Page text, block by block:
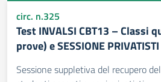
circ. n.325
Test INVALSI CBT13 – Classi
prove) e SESSIONE PRIVATISTI
Sessione suppletiva del recupero